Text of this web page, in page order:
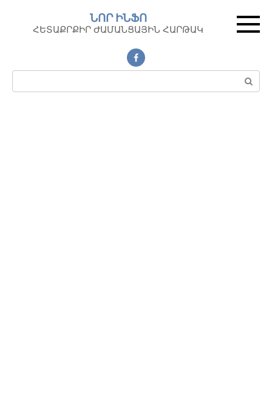
контенту
ՆՈՐ ԻՆՖՈ
ՀԵՏԱՔՐՔԻՐ ԺԱՄԱՆՑԱՅԻՆ ՀԱՐԹԱԿ
Поиск: